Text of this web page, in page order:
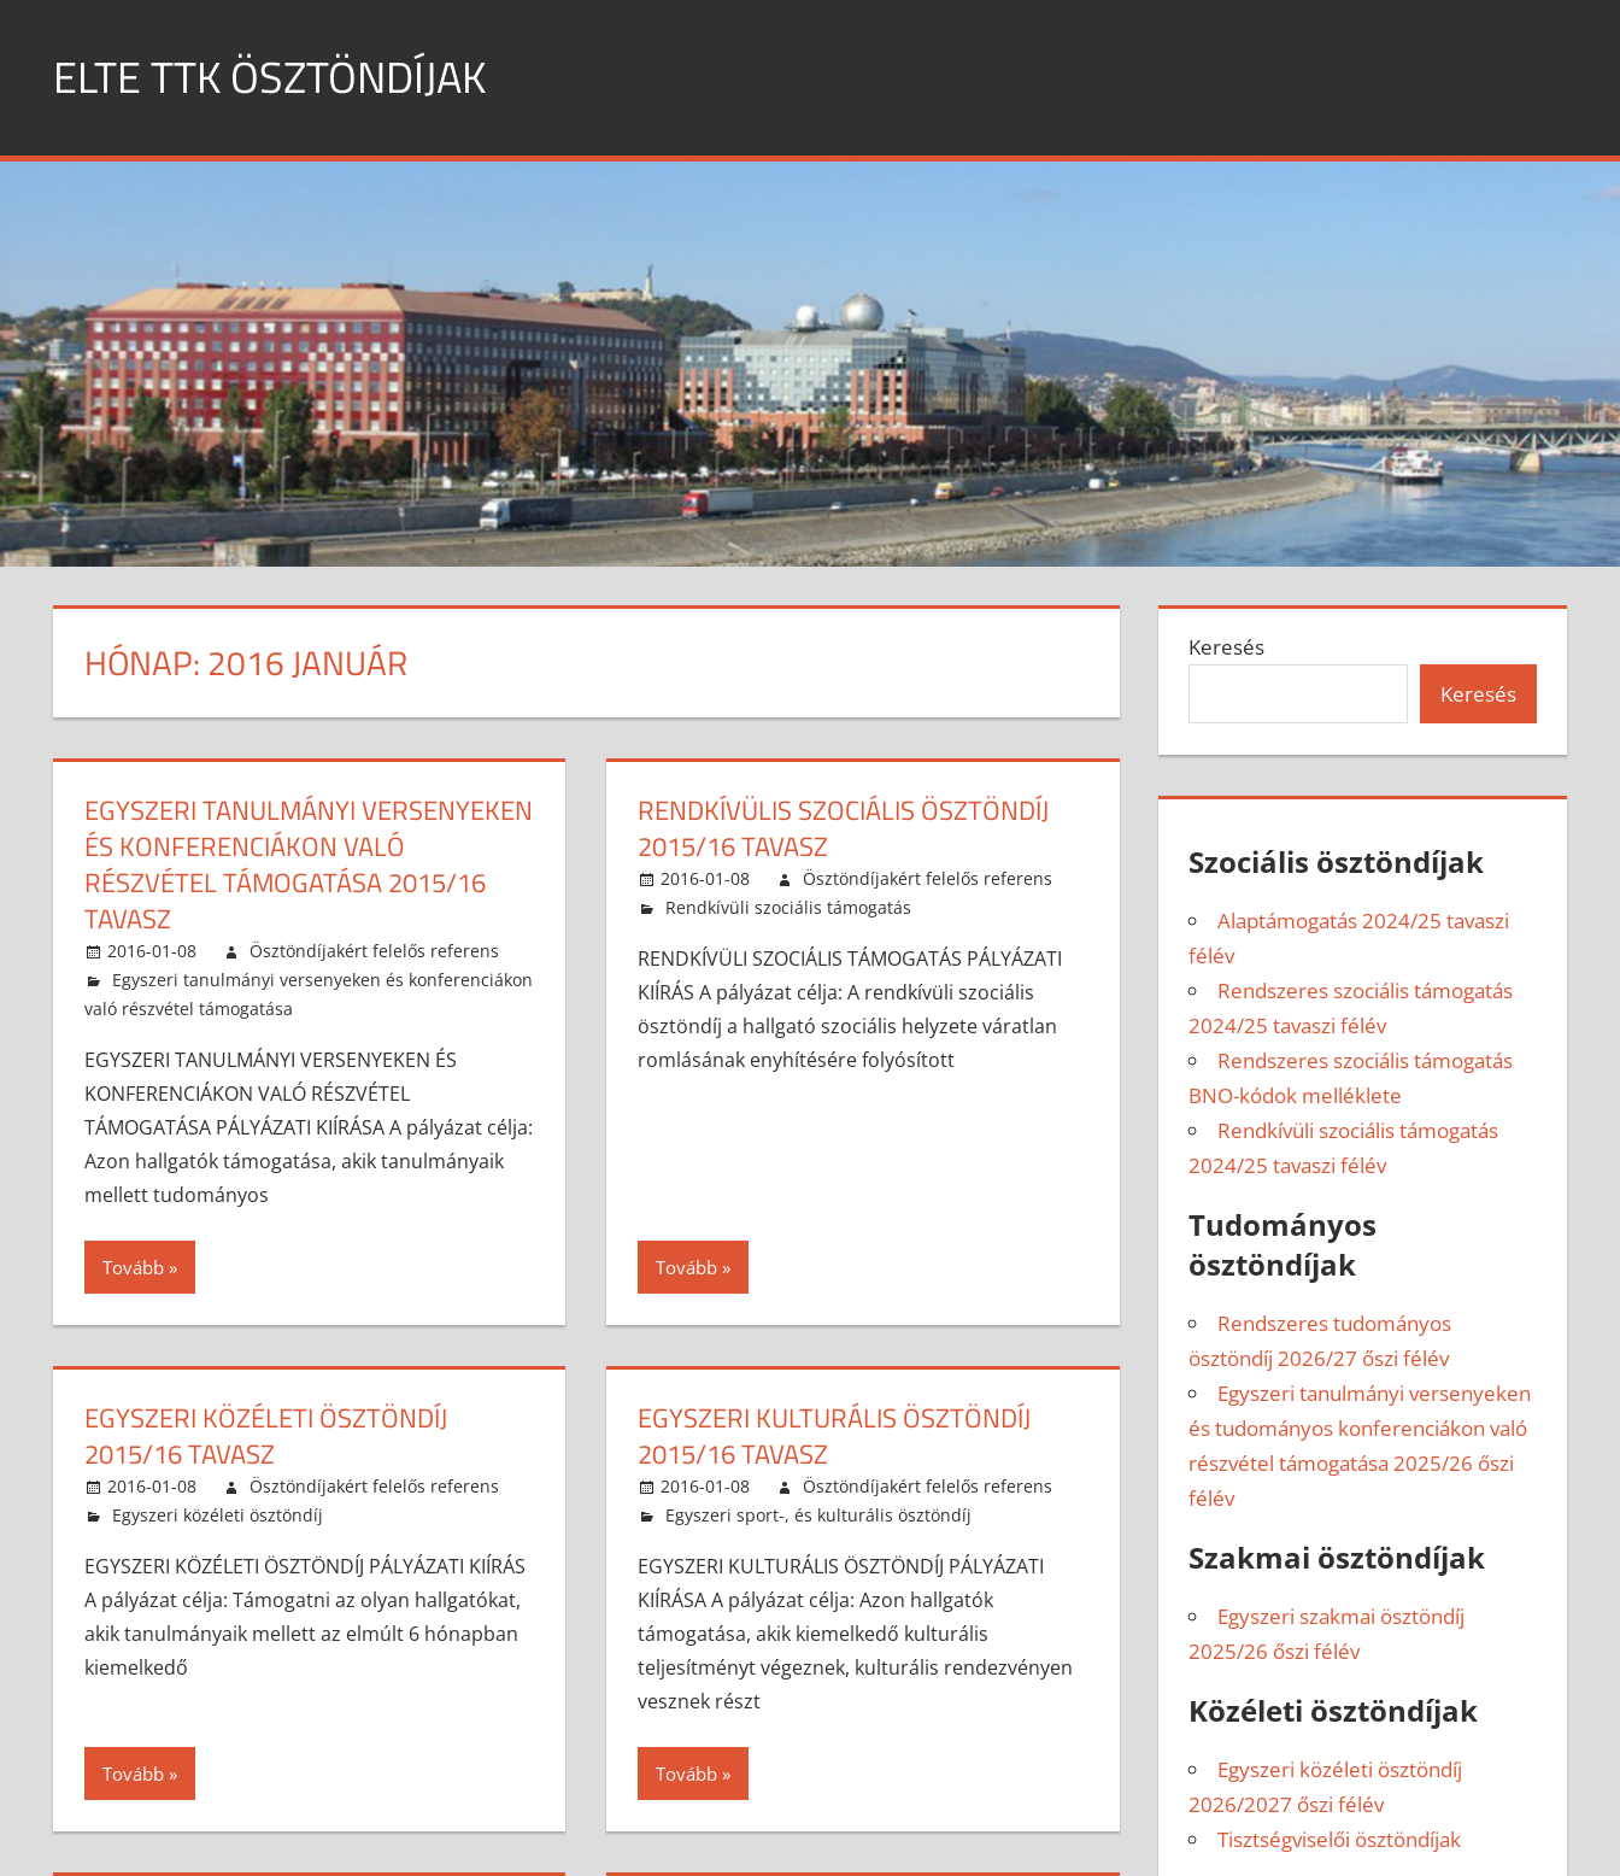
contentELTE TTK ÖSZTÖNDÍJAK
HÓNAP: 2016 JANUÁR
EGYSZERI TANULMÁNYI VERSENYEKEN
ÉS KONFERENCIÁKON VALÓ
RÉSZVÉTEL TÁMOGATÁSA 2015/16
TAVASZ
2016-01-08
Ösztöndíjakért felelős referens
Egyszeri tanulmányi versenyeken és konferenciákon
való részvétel támogatása
EGYSZERI TANULMÁNYI VERSENYEKEN ÉS
KONFERENCIÁKON VALÓ RÉSZVÉTEL
TÁMOGATÁSA PÁLYÁZATI KIÍRÁSA A pályázat célja:
Azon hallgatók támogatása, akik tanulmányaik
mellett tudományos
Tovább
RENDKÍVÜLIS SZOCIÁLIS ÖSZTÖNDÍJ
2015/16 TAVASZ
2016-01-08
Ösztöndíjakért felelős referens
Rendkívüli szociális támogatás
RENDKÍVÜLI SZOCIÁLIS TÁMOGATÁS PÁLYÁZATI
KIÍRÁS A pályázat célja: A rendkívüli szociális
ösztöndíj a hallgató szociális helyzete váratlan
romlásának enyhítésére folyósított
Tovább
EGYSZERI KÖZÉLETI ÖSZTÖNDÍJ
2015/16 TAVASZ
2016-01-08
Ösztöndíjakért felelős referens
Egyszeri közéleti ösztöndíj
EGYSZERI KÖZÉLETI ÖSZTÖNDÍJ PÁLYÁZATI KIÍRÁS
A pályázat célja: Támogatni az olyan hallgatókat,
akik tanulmányaik mellett az elmúlt 6 hónapban
kiemelkedő
Tovább
EGYSZERI KULTURÁLIS ÖSZTÖNDÍJ
2015/16 TAVASZ
2016-01-08
Ösztöndíjakért felelős referens
Egyszeri sport-, és kulturális ösztöndíj
EGYSZERI KULTURÁLIS ÖSZTÖNDÍJ PÁLYÁZATI
KIÍRÁSA A pályázat célja: Azon hallgatók
támogatása, akik kiemelkedő kulturális
teljesítményt végeznek, kulturális rendezvényen
vesznek részt
Tovább
Keresés
Keresés
Szociális ösztöndíjak
Alaptámogatás 2024/25 tavaszi
félév
Rendszeres szociális támogatás
2024/25 tavaszi félév
Rendszeres szociális támogatás
BNO-kódok melléklete
Rendkívüli szociális támogatás
2024/25 tavaszi félév
Tudományos
ösztöndíjak
Rendszeres tudományos
ösztöndíj 2026/27 őszi félév
Egyszeri tanulmányi versenyeken
és tudományos konferenciákon való
részvétel támogatása 2025/26 őszi
félév
Szakmai ösztöndíjak
Egyszeri szakmai ösztöndíj
2025/26 őszi félév
Közéleti ösztöndíjak
Egyszeri közéleti ösztöndíj
2026/2027 őszi félév
Tisztségviselői ösztöndíjak